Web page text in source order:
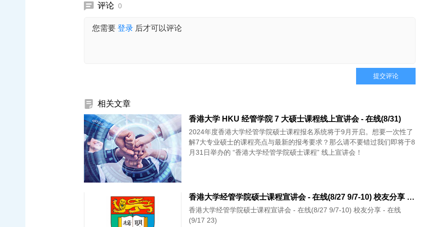
评论 0
您需要 登录 后才可以评论
提交评论
相关文章
香港大学 HKU 经管学院 7 大硕士课程线上宣讲会 - 在线(8/31)
2024年度香港大学经管学院硕士课程报名系统将于9月开启。想要一次性了
解7大专业硕士的课程亮点与最新的报考要求？那么请不要错过我们即将于8
月31日举办的 “香港大学经管学院硕士课程” 线上宣讲会！
香港大学经管学院硕士课程宣讲会 - 在线(8/27 9/7-10) 校友分享 - 在线(9/17 23)
香港大学经管学院硕士课程宣讲会 - 在线(8/27 9/7-10) 校友分享 - 在线
(9/17 23)